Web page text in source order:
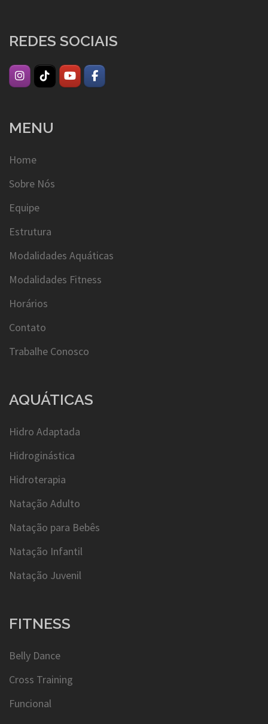
REDES SOCIAIS
MENU
Home
Sobre Nós
Equipe
Estrutura
Modalidades Aquáticas
Modalidades Fitness
Horários
Contato
Trabalhe Conosco
AQUÁTICAS
Hidro Adaptada
Hidroginástica
Hidroterapia
Natação Adulto
Natação para Bebês
Natação Infantil
Natação Juvenil
FITNESS
Belly Dance
Cross Training
Funcional